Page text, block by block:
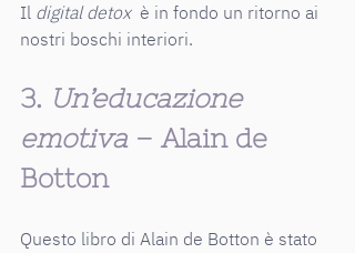
Il digital detox è in fondo un ritorno ai
nostri boschi interiori.
3. Un’educazione
emotiva – Alain de
Botton
Questo libro di Alain de Botton è stato